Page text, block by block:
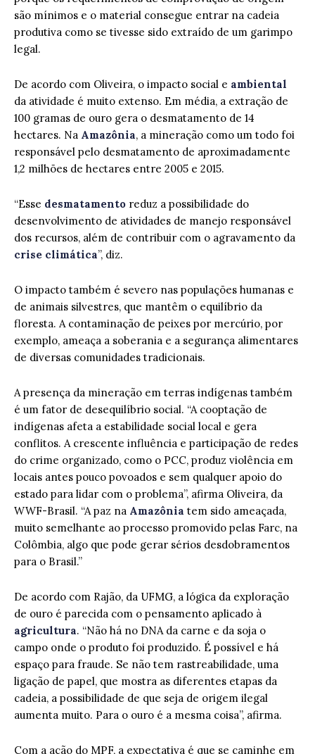
são mínimos e o material consegue entrar na cadeia
produtiva como se tivesse sido extraído de um garimpo
legal.
De acordo com Oliveira, o impacto social e ambiental
da atividade é muito extenso. Em média, a extração de
100 gramas de ouro gera o desmatamento de 14
hectares. Na Amazônia, a mineração como um todo foi
responsável pelo desmatamento de aproximadamente
1,2 milhões de hectares entre 2005 e 2015.
“Esse desmatamento reduz a possibilidade do
desenvolvimento de atividades de manejo responsável
dos recursos, além de contribuir com o agravamento da
crise climática”, diz.
O impacto também é severo nas populações humanas e
de animais silvestres, que mantêm o equilíbrio da
floresta. A contaminação de peixes por mercúrio, por
exemplo, ameaça a soberania e a segurança alimentares
de diversas comunidades tradicionais.
A presença da mineração em terras indígenas também
é um fator de desequilíbrio social. “A cooptação de
indígenas afeta a estabilidade social local e gera
conflitos. A crescente influência e participação de redes
do crime organizado, como o PCC, produz violência em
locais antes pouco povoados e sem qualquer apoio do
estado para lidar com o problema”, afirma Oliveira, da
WWF-Brasil. “A paz na Amazônia tem sido ameaçada,
muito semelhante ao processo promovido pelas Farc, na
Colômbia, algo que pode gerar sérios desdobramentos
para o Brasil.”
De acordo com Rajão, da UFMG, a lógica da exploração
de ouro é parecida com o pensamento aplicado à
agricultura. “Não há no DNA da carne e da soja o
campo onde o produto foi produzido. É possível e há
espaço para fraude. Se não tem rastreabilidade, uma
ligação de papel, que mostra as diferentes etapas da
cadeia, a possibilidade de que seja de origem ilegal
aumenta muito. Para o ouro é a mesma coisa”, afirma.
Com a ação do MPF, a expectativa é que se caminhe em